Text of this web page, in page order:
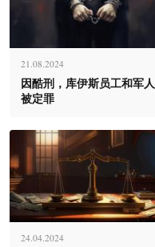
21.08.2024
因酷刑，库伊斯员工和军人
被定罪
24.04.2024